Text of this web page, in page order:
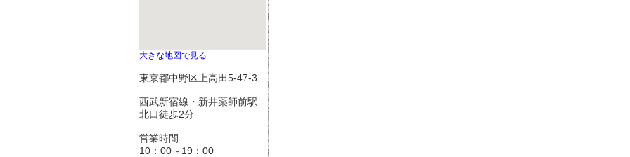
大きな地図で見る
東京都中野区上高田5-47-3
西武新宿線・新井薬師前駅
北口徒歩2分
営業時間
10：00～19：00